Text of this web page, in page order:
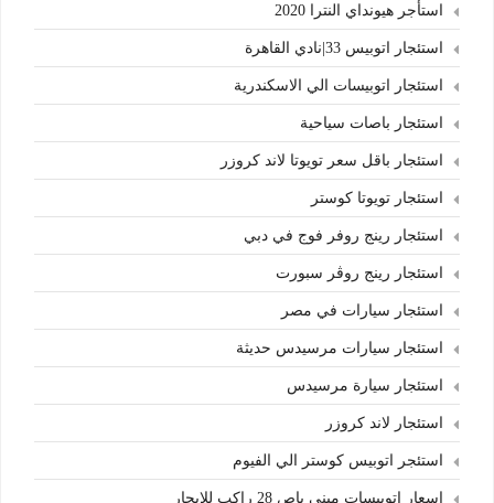
استأجر هيونداي النترا 2020
استئجار اتوبيس 33|نادي القاهرة
استئجار اتوبيسات الي الاسكندرية
استئجار باصات سياحية
استئجار باقل سعر تويوتا لاند كروزر
استئجار تويوتا كوستر
استئجار رينج روفر فوج في دبي
استئجار رينج روڤر سبورت
استئجار سيارات في مصر
استئجار سيارات مرسيدس حديثة
استئجار سيارة مرسيدس
استئجار لاند كروزر
استئجر اتوبيس كوستر الي الفيوم
اسعار اتوبيسات ميني باص 28 راكب للايجار